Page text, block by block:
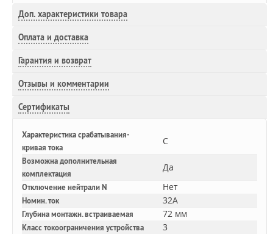
Доп. характеристики товара
Оплата и доставка
Гарантия и возврат
Отзывы и комментарии
Сертификаты
Характеристика срабатывания-
кривая тока
C
Возможна дополнительная
комплектация
Да
Отключение нейтрали N Нет
Номин. ток 32A
Глубина монтажн. встраиваемая 72 мм
Класс токоограничения устройства 3